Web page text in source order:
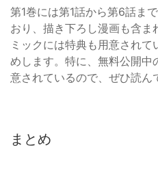
第1巻には第1話から第6話ま
おり、描き下ろし漫画も含ま
ミックには特典も用意され
めします。特に、無料公開中
意されているので、ぜひ読ん
まとめ